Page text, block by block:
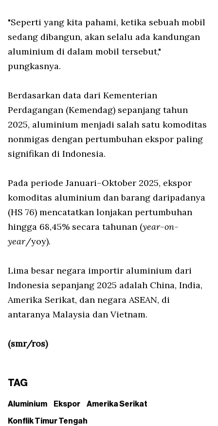
"Seperti yang kita pahami, ketika sebuah mobil
sedang dibangun, akan selalu ada kandungan
aluminium di dalam mobil tersebut,"
pungkasnya.
Berdasarkan data dari Kementerian
Perdagangan (Kemendag) sepanjang tahun
2025, aluminium menjadi salah satu komoditas
nonmigas dengan pertumbuhan ekspor paling
signifikan di Indonesia.
Pada periode Januari–Oktober 2025, ekspor
komoditas aluminium dan barang daripadanya
(HS 76) mencatatkan lonjakan pertumbuhan
hingga 68,45% secara tahunan (year-on-
year/yoy).
Lima besar negara importir aluminium dari
Indonesia sepanjang 2025 adalah China, India,
Amerika Serikat, dan negara ASEAN, di
antaranya Malaysia dan Vietnam.
(smr/ros)
TAG
Aluminium Ekspor Amerika Serikat
Konflik Timur Tengah